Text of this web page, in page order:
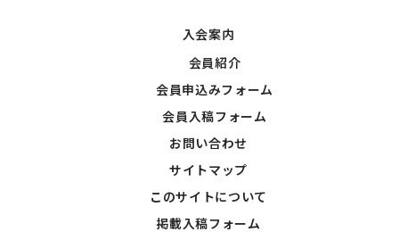
入会案内
会員紹介
会員申込みフォーム
会員入稿フォーム
お問い合わせ
サイトマップ
このサイトについて
掲載入稿フォーム